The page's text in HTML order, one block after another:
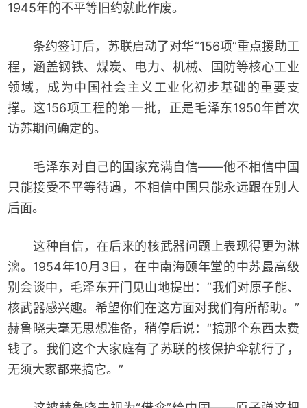
1945年的不平等旧约就此作废。
条约签订后，苏联启动了对华“156项”重点援助工
程，涵盖钢铁、煤炭、电力、机械、国防等核心工业
领域，成为中国社会主义工业化初步基础的重要支
撑。这156项工程的第一批，正是毛泽东1950年首次
访苏期间确定的。
毛泽东对自己的国家充满自信——他不相信中国
只能接受不平等待遇，不相信中国只能永远跟在别人
后面。
这种自信，在后来的核武器问题上表现得更为淋
漓。1954年10月3日，在中南海颐年堂的中苏最高级
别会谈中，毛泽东开门见山地提出：“我们对原子能、
核武器感兴趣。希望你们在这方面对我们有所帮助。”
赫鲁晓夫毫无思想准备，稍停后说：“搞那个东西太费
钱了。我们这个大家庭有了苏联的核保护伞就行了，
无须大家都来搞它。”